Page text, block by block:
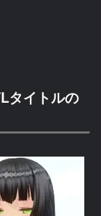
タイトルの